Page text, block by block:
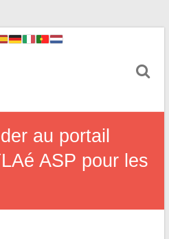
au portail
ASP pour les